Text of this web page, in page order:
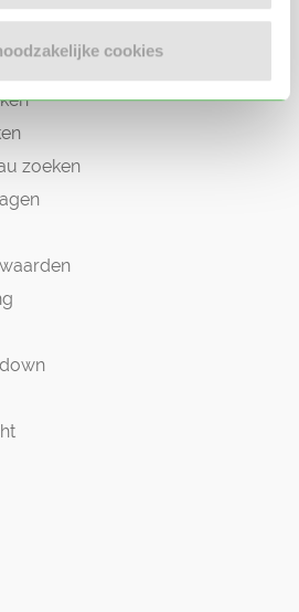
cookies
zoeken